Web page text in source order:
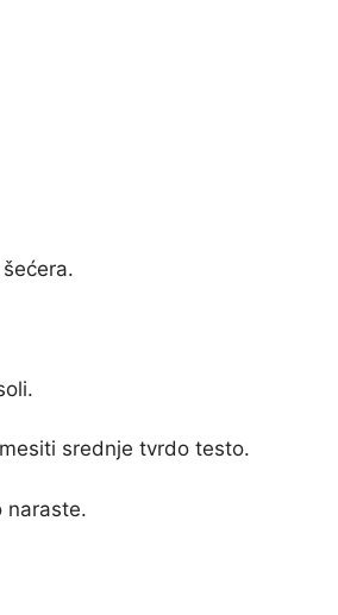
srednje tvrdo testo.
naraste.